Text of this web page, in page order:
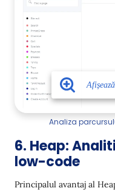
Analiza
6. Heap:
low-code
Principalul avantaj al